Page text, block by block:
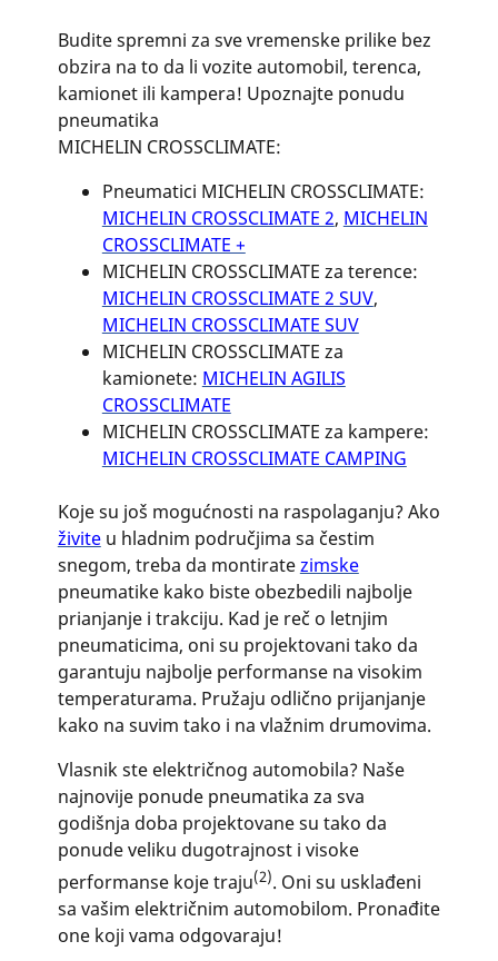
Budite spremni za sve vremenske prilike bez
obzira na to da li vozite automobil, terenca,
kamionet ili kampera! Upoznajte ponudu
pneumatika
MICHELIN CROSSCLIMATE:
Pneumatici MICHELIN CROSSCLIMATE:
MICHELIN CROSSCLIMATE 2, MICHELIN
CROSSCLIMATE +
MICHELIN CROSSCLIMATE za terence:
MICHELIN CROSSCLIMATE 2 SUV,
MICHELIN CROSSCLIMATE SUV
MICHELIN CROSSCLIMATE za
kamionete: MICHELIN AGILIS
CROSSCLIMATE
MICHELIN CROSSCLIMATE za kampere:
MICHELIN CROSSCLIMATE CAMPING
Koje su još mogućnosti na raspolaganju? Ako
živiteu hladnim područjima sa čestim
snegom, treba da montiratezimske
pneumatike kako biste obezbedili najbolje
prianjanje i trakciju. Kad je reč o letnjim
pneumaticima, oni su projektovani tako da
garantuju najbolje performanse na visokim
temperaturama. Pružaju odlično prijanjanje
kako na suvim tako i na vlažnim drumovima.
Vlasnik ste električnog automobila? Naše
najnovije ponude pneumatika za sva
godišnja doba projektovane su tako da
ponude veliku dugotrajnost i visoke
performanse koje traju(2). Oni su usklađeni
sa vašim električnim automobilom. Pronađite
one koji vama odgovaraju!